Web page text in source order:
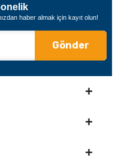
haber almak için kayıt olun!
Gönder